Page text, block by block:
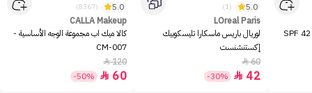
ميشا بي بي كريم بيرفكت إم SPF 42
5.0
(1)
LOreal Paris
لوريال باريس ماسكارا تليسكوبيك
إكستنشنست
60

42

-30%
5.0
(8367)
CALLA Makeup
كالا ميك اب مجموعة الوجه الأساسية -
CM-007
120

60

-50%